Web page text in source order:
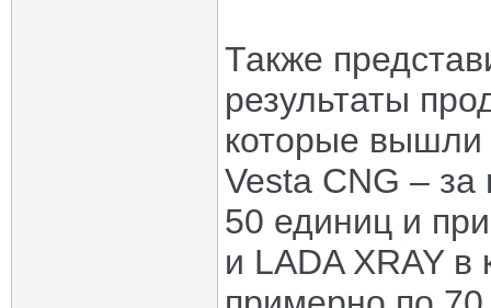
Также
результаты
которые вышли
Vesta CNG –
50 единиц и
и LADA XRAY